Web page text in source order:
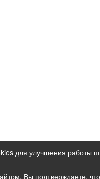
персональных
для улучшения работы
Вы подтверждаете,